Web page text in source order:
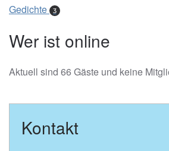
Gedichte 3
Wer ist online
Aktuell sind 66 Gäste und keine
Kontakt